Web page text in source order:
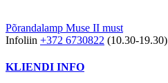
Põrandalamp Muse II must
Infoliin +372 6730822 (10.30-19.30)
KLIENDI INFO